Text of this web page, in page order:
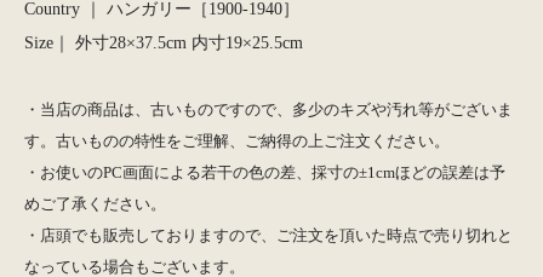
Country ｜ ハンガリー［1900-1940］
Size｜ 外寸28×37.5cm 内寸19×25.5cm
・当店の商品は、古いものですので、多少のキズや汚れ等がございま
す。古いものの特性をご理解、ご納得の上ご注文ください。
・お使いのPC画面による若干の色の差、採寸の±1cmほどの誤差は予
めご了承ください。
・店頭でも販売しておりますので、ご注文を頂いた時点で売り切れと
なっている場合もございます。